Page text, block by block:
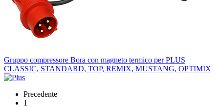
Gruppo compressore Bora con magneto termico per PLUS
CLASSIC, STANDARD, TOP, REMIX, MUSTANG, OPTIMIX
Precedente
1